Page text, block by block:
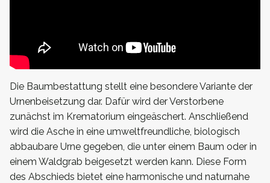
Die Baumbestattung stellt eine besondere Variante der
Urnenbeisetzung dar. Dafür wird der Verstorbene
zunächst im Krematorium eingeäschert. Anschließend
wird die Asche in eine umweltfreundliche, biologisch
abbaubare Urne gegeben, die unter einem Baum oder in
einem Waldgrab beigesetzt werden kann. Diese Form
des Abschieds bietet eine harmonische und naturnahe